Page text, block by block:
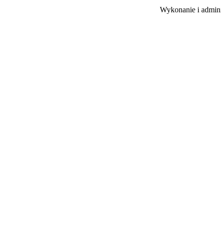
Wykonanie i